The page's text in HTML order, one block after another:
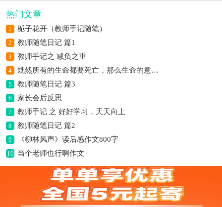
热门文章
1 栀子花开（教师手记随笔）
2 教师随笔日记 篇1
3 教师手记之 减负之重
4 既然所有的生命都要死亡，那么生命的意义是什么？
5 教师随笔日记 篇3
6 家长会后反思
7 教师手记 之 好好学习，天天向上
8 教师随笔日记 篇2
9 《柳林风声》读后感作文800字
10 当个老师也行啊作文